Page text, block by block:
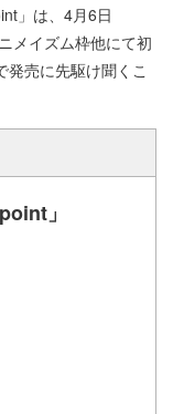
」は、4月6日
メイズム枠他にて初
発売に先駆け聞くこ
」